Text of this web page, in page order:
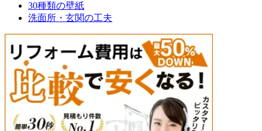
30種類の壁紙
洗面所・玄関の工夫